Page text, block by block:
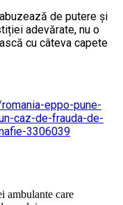
de putere și
adevărate, nu o
cu câteva capete
eppo-pune-
caz-de-frauda-de-
3306039